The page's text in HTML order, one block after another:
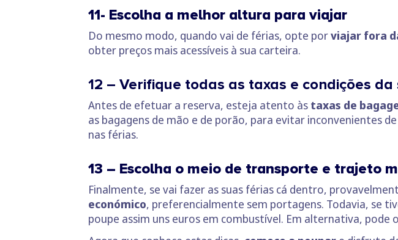
11- Escolha a melhor altura para viajar
Do mesmo modo, quando vai de férias, opte porviajar fora
obter preços mais acessíveis à sua carteira.
12 – Verifique todas as taxas e condições
Antes de efetuar a reserva, esteja atento às taxas de
as bagagens de mão e de porão, para evitar inconvenientes
nas férias.
13 – Escolha o meio de transporte e trajeto
Finalmente, se vai fazer as suas férias cá dentro,
económico, preferencialmente sem portagens. Todavia, se
poupe assim uns euros em combustível. Em alternativa,